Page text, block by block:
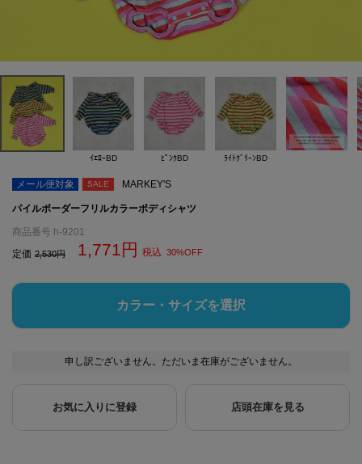
ｲｴﾛｰBD ﾋﾟﾝｸBD ﾗｲﾄｸﾞﾘｰﾝBD
メール便対象 SALE MARKEY'S
パイルボーダーフリルカラーボディシャツ
商品番号 h-9201
定価 2,530 1,771 税込 30%OFF
カラー・サイズを選択
申し訳ございません。ただいま在庫がございません。
お気に入りに登録 店頭在庫を見る